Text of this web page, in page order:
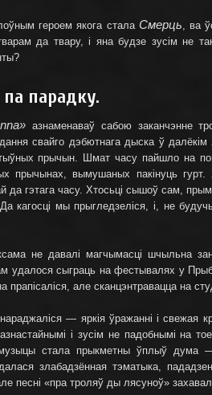
героем якога стала Смерць, ва
да твару, і яна будзе зусім не
парадку.
азнаменаваў сабою заканчэнне
свайго дэбютнага дыска ў далёкім
прычын. Шмат часу пайшло на
прычынах, вымушаных пакінуць гурт.
да гэтага часу. Хтосьці сышоў сам,
кагосці мы прыгледзеліся, і, не
не давалі магчымасці шчыльна
удалося сыграць на фестывалях у
але сканцэнтравацца на
— яркія ўражанні і свежая
і зусім не падобнымі на
стала прыкметны ўплыў дума —
злабадзённая тэматыка,
песні «пра троляў ды лясуноў»